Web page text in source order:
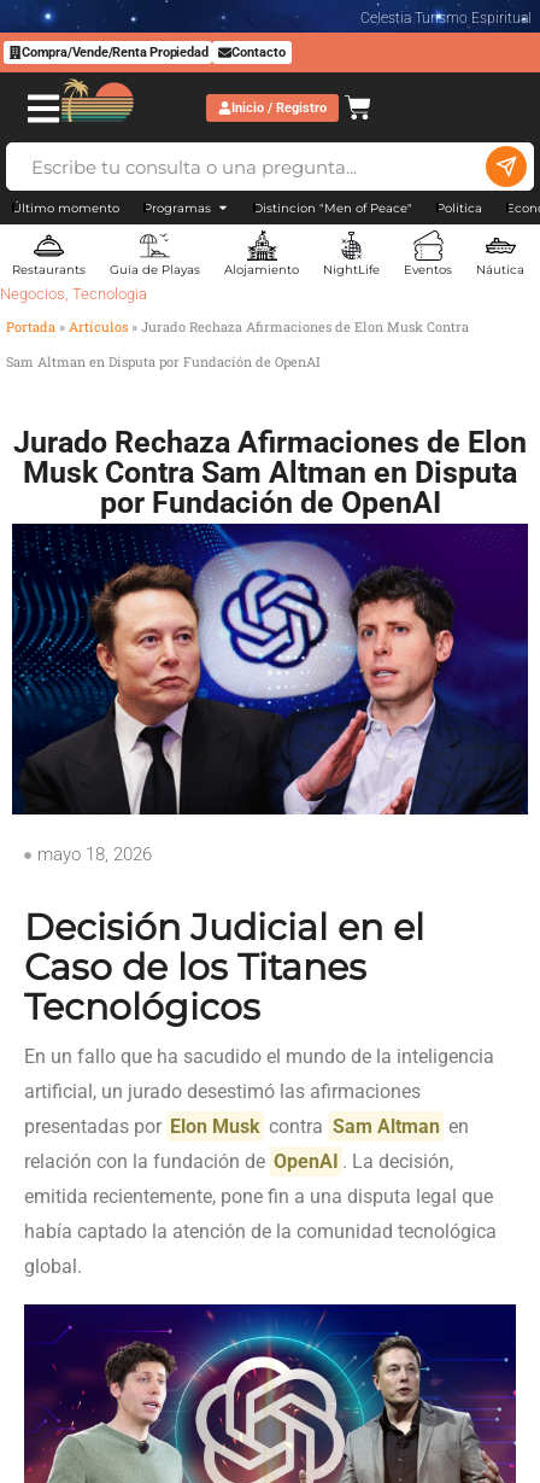
Celestia Turismo Espiritual
Compra/Vende/Renta Propiedad Contacto
Inicio / Registro
Último momento Programas Distincion "Men of Peace" Politica
Restaurants Guía de Playas Alojamiento NightLife Eventos Náutica
Negocios, Tecnologia
Portada » Artículos » Jurado Rechaza Afirmaciones de Elon Musk Contra
Sam Altman en Disputa por Fundación de OpenAI
Jurado Rechaza Afirmaciones de Elon
Musk Contra Sam Altman en Disputa
por Fundación de OpenAI
mayo 18, 2026
Decisión Judicial en el
Caso de los Titanes
Tecnológicos
En un fallo que ha sacudido el mundo de la inteligencia
artificial, un jurado desestimó las afirmaciones
presentadas por Elon Musk contra Sam Altman en
relación con la fundación de OpenAI . La decisión,
emitida recientemente, pone fin a una disputa legal que
había captado la atención de la comunidad tecnológica
global.